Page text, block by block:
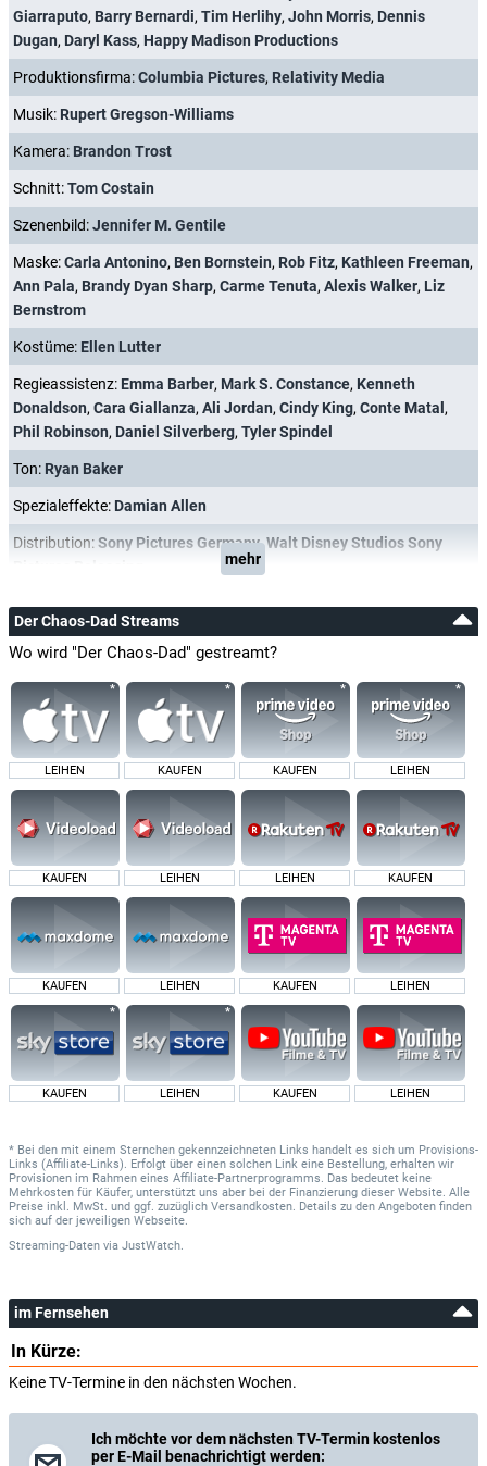
Giarraputo, Barry Bernardi, Tim Herlihy, John Morris, Dennis
Dugan, Daryl Kass, Happy Madison Productions
Produktionsfirma:Columbia Pictures, Relativity Media
Musik: Rupert Gregson-Williams
Kamera: Brandon Trost
Schnitt:Tom Costain
Szenenbild:Jennifer M. Gentile
Maske:Carla Antonino, Ben Bornstein, Rob Fitz, Kathleen Freeman,
Ann Pala, Brandy Dyan Sharp, Carme Tenuta, Alexis Walker, Liz
Bernstrom
Kostüme: Ellen Lutter
Regieassistenz: Emma Barber, Mark S. Constance, Kenneth
Donaldson, Cara Giallanza, Ali Jordan, Cindy King, Conte Matal ,
Phil Robinson, Daniel Silverberg, Tyler Spindel
Ton: Ryan Baker
Spezialeffekte: Damian Allen
Distribution:Sony Pictures Germany,Walt Disney Studios Sony
mehr
Der Chaos-Dad Streams
Wo wird "Der Chaos-Dad" gestreamt?
LEIHEN KAUFEN KAUFEN LEIHEN
KAUFEN LEIHEN LEIHEN KAUFEN
KAUFEN LEIHEN KAUFEN LEIHEN
KAUFEN LEIHEN KAUFEN LEIHEN
* Bei den mit einem Sternchen gekennzeichneten Links handelt es sich um Provisions-
Links (Affiliate-Links). Erfolgt über einen solchen Link eine Bestellung, erhalten wir
Provisionen im Rahmen eines Affiliate-Partnerprogramms. Das bedeutet keine
Mehrkosten für Käufer, unterstützt uns aber bei der Finanzierung dieser Website. Alle
Preise inkl. MwSt. und ggf. zuzüglich Versandkosten. Details zu den Angeboten finden
sich auf der jeweiligen Webseite.
Streaming-Daten via JustWatch.
im Fernsehen
In Kürze:
Keine TV-Termine in den nächsten Wochen.
Ich möchte vor dem nächsten TV-Termin kostenlos
per E-Mail benachrichtigt werden: